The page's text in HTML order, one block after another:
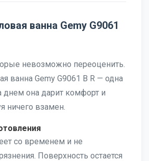
ванна Gemy G9061
невозможно переоценить.
ванна Gemy G9061 B R — одна
днем она дарит комфорт и
ничего взамен.
со временем и не
Поверхность остается